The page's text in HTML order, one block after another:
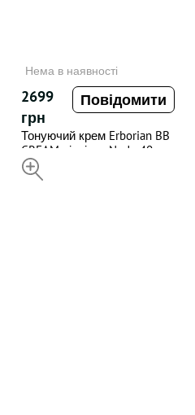
Нема в наявності
2699
грн
Повідомити
Тонуючий крем Erborian BB
CREAM відтінок Nude 40 мл